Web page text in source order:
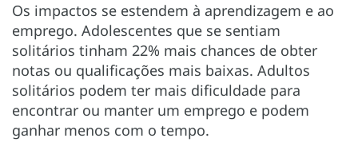
Os impactos se estendem à aprendizagem e ao
emprego. Adolescentes que se sentiam
solitários tinham 22% mais chances de obter
notas ou qualificações mais baixas. Adultos
solitários podem ter mais dificuldade para
encontrar ou manter um emprego e podem
ganhar menos com o tempo.